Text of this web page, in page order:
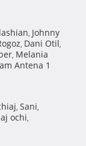
, Johnny
, Dani Otil,
, Melania
Antena 1
, Sani,
ochi,